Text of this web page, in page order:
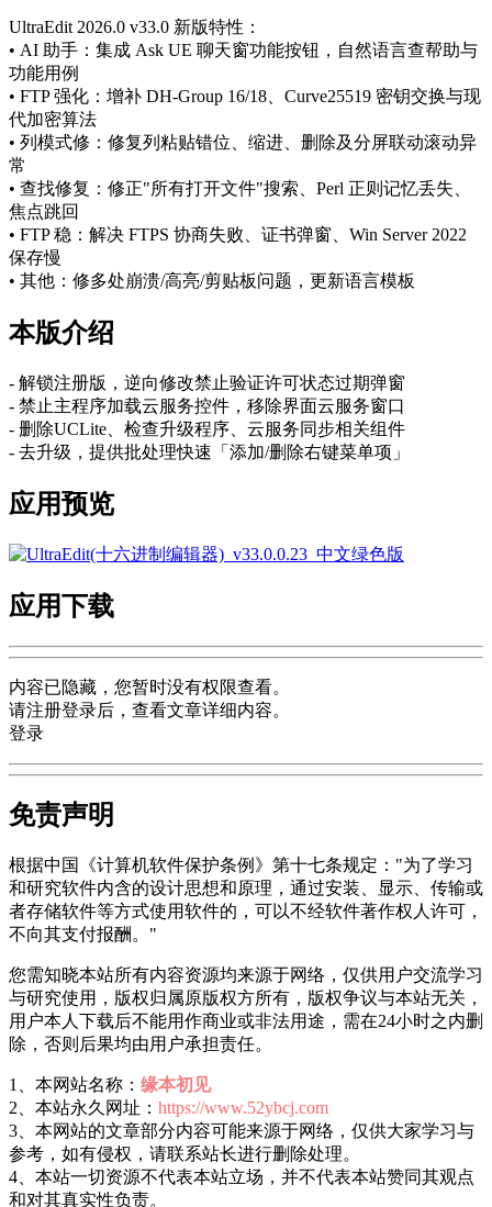
UltraEdit 2026.0 v33.0 新版特性：
• AI 助手：集成 Ask UE 聊天窗功能按钮，自然语言查帮助与
功能用例
• FTP 强化：增补 DH-Group 16/18、Curve25519 密钥交换与现
代加密算法
• 列模式修：修复列粘贴错位、缩进、删除及分屏联动滚动异
常
• 查找修复：修正"所有打开文件"搜索、Perl 正则记忆丢失、
焦点跳回
• FTP 稳：解决 FTPS 协商失败、证书弹窗、Win Server 2022
保存慢
• 其他：修多处崩溃/高亮/剪贴板问题，更新语言模板
本版介绍
- 解锁注册版，逆向修改禁止验证许可状态过期弹窗
- 禁止主程序加载云服务控件，移除界面云服务窗口
- 删除UCLite、检查升级程序、云服务同步相关组件
- 去升级，提供批处理快速「添加/删除右键菜单项」
应用预览
应用下载
内容已隐藏，您暂时没有权限查看。
请注册登录后，查看文章详细内容。
登录
免责声明
根据中国《计算机软件保护条例》第十七条规定："为了学习
和研究软件内含的设计思想和原理，通过安装、显示、传输或
者存储软件等方式使用软件的，可以不经软件著作权人许可，
不向其支付报酬。"
您需知晓本站所有内容资源均来源于网络，仅供用户交流学习
与研究使用，版权归属原版权方所有，版权争议与本站无关，
用户本人下载后不能用作商业或非法用途，需在24小时之内删
除，否则后果均由用户承担责任。
1、本网站名称： 缘本初见
2、本站永久网址： https://www.52ybcj.com
3、本网站的文章部分内容可能来源于网络，仅供大家学习与
参考，如有侵权，请联系站长进行删除处理。
4、本站一切资源不代表本站立场，并不代表本站赞同其观点
和对其真实性负责。